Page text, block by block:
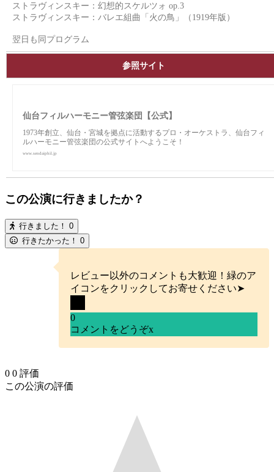
ストラヴィンスキー：幻想的スケルツォ op.3
ストラヴィンスキー：バレエ組曲「火の鳥」（1919年版）
翌日も同プログラム
参照サイト
仙台フィルハーモニー管弦楽団【公式】
1973年創立、仙台・宮城を拠点に活動するプロ・オーケストラ、仙台フィ
ルハーモニー管弦楽団の公式サイトへようこそ！
www.sendaiphil.jp
この公演に行きましたか？
行きました！ 0
行きたかった！ 0
レビュー以外のコメントも大歓迎！緑のア
イコンをクリックしてお寄せください➤
0
コメントをどうぞx
0 0 評価
この公演の評価